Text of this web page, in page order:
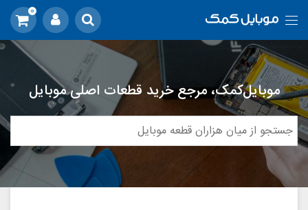
0
موبایل‌کمک، مرجع خرید قطعات اصلی موبایل